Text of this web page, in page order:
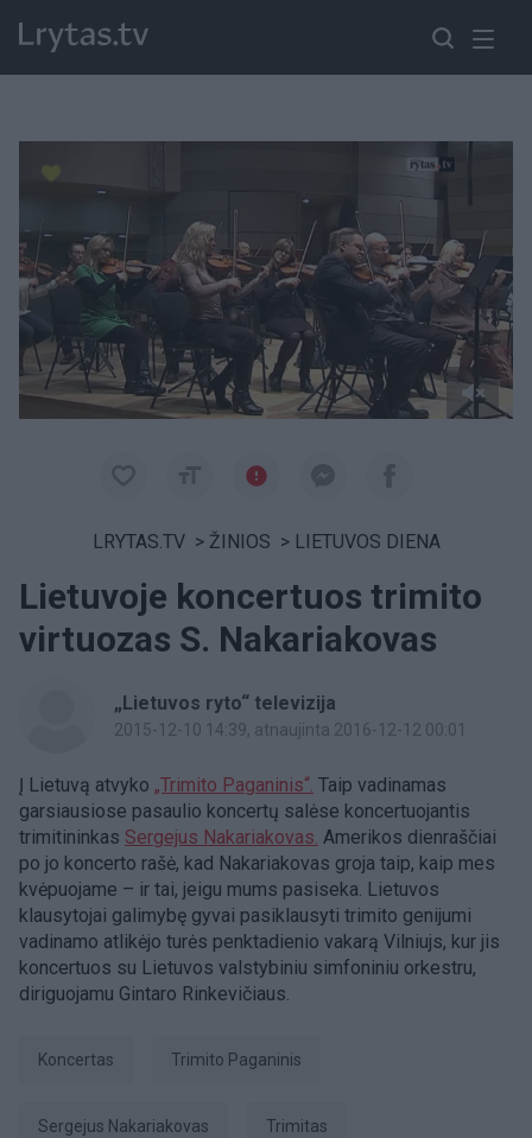
LRYTAS.TV > ŽINIOS > LIETUVOS DIENA
Lietuvoje koncertuos trimito
virtuozas S. Nakariakovas
„Lietuvos ryto“ televizija
2015-12-10 14:39, atnaujinta 2016-12-12 00:01
Į Lietuvą atvyko „Trimito Paganinis“. Taip vadinamas
garsiausiose pasaulio koncertų salėse koncertuojantis
trimitininkas Sergejus Nakariakovas. Amerikos dienraščiai
po jo koncerto rašė, kad Nakariakovas groja taip, kaip mes
kvėpuojame – ir tai, jeigu mums pasiseka. Lietuvos
klausytojai galimybę gyvai pasiklausyti trimito genijumi
vadinamo atlikėjo turės penktadienio vakarą Vilniujs, kur jis
koncertuos su Lietuvos valstybiniu simfoniniu orkestru,
diriguojamu Gintaro Rinkevičiaus.
Koncertas Trimito Paganinis
Sergejus Nakariakovas Trimitas